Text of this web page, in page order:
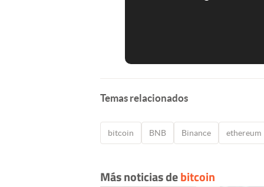
Temas relacionados
bitcoin BNB Binance ethereum
Más noticias debitcoin